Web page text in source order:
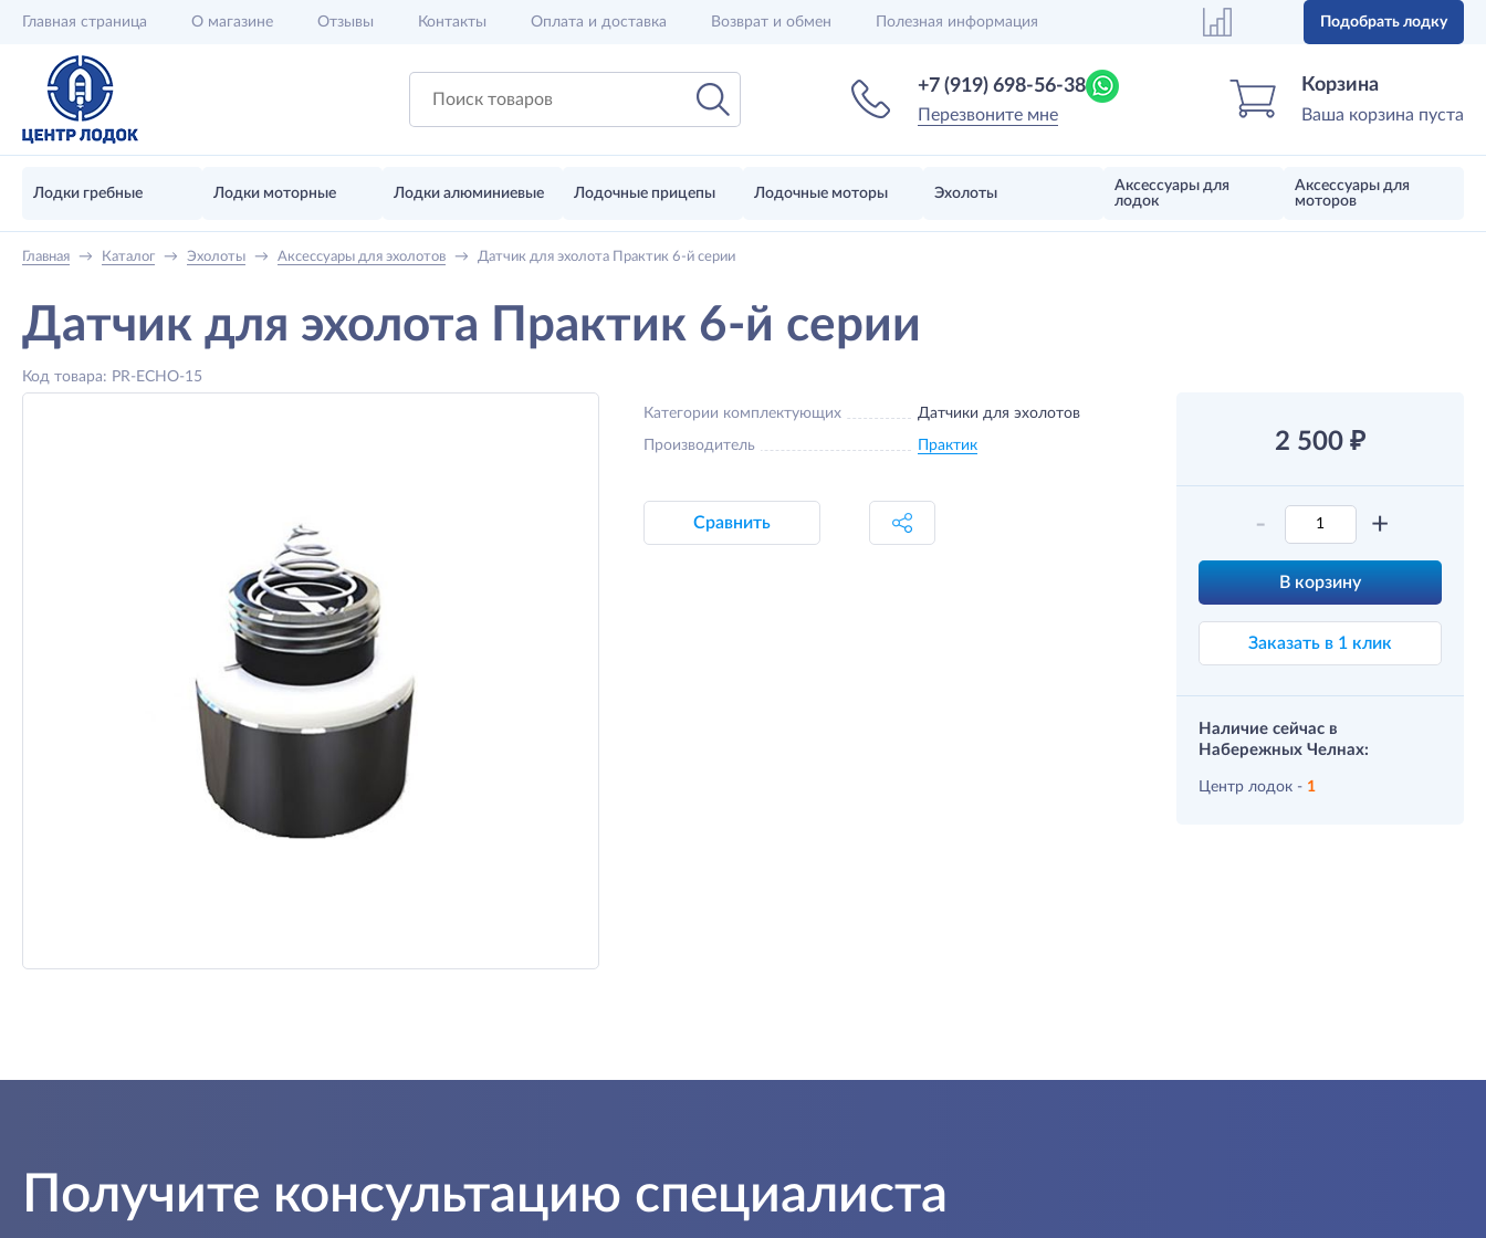
Главная страница О магазине Отзывы Контакты Оплата и доставка Возврат и обмен Полезная информация Подобрать лодку
Корзина
Ваша корзина пуста
+7 (919) 698-56-38
Перезвоните мне
Лодки гребные Лодки моторные Лодки алюминиевые Лодочные прицепы Лодочные моторы Эхолоты
Аксессуары для
лодок
Аксессуары для
моторов
Главная → Каталог → Эхолоты → Аксессуары для эхолотов → Датчик для эхолота Практик 6-й серии
Датчик для эхолота Практик 6-й серии
Код товара: PR-ECHO-15
2 500 ₽
- +
В корзину
Заказать в 1 клик
Наличие сейчас в
Набережных Челнах:
Центр лодок - 1
Категории комплектующих Датчики для эхолотов
Производитель Практик
Сравнить
Получите консультацию специалиста